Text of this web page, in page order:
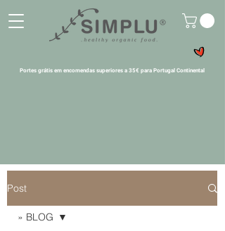
Portes grátis em encomendas superiores a 35€ para Portugal Continental
Post
» BLOG